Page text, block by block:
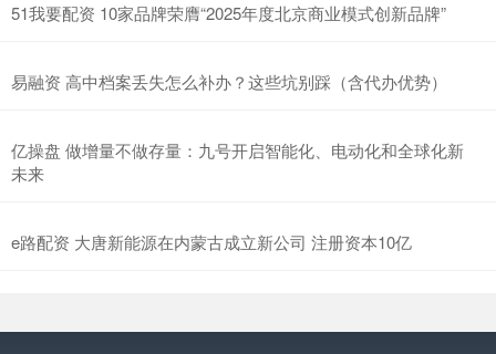
51我要配资 10家品牌荣膺“2025年度北京商业模式创新品牌”
易融资 高中档案丢失怎么补办？这些坑别踩（含代办优势）
亿操盘 做增量不做存量：九号开启智能化、电动化和全球化新
未来
e路配资 大唐新能源在内蒙古成立新公司 注册资本10亿